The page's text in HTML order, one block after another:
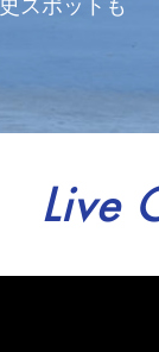
スポットも
Live